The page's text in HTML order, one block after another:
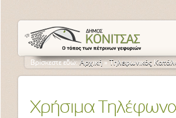
Βρίσκεστε εδώ:Αρχική » Τηλεφωνικός
Χρήσιμα